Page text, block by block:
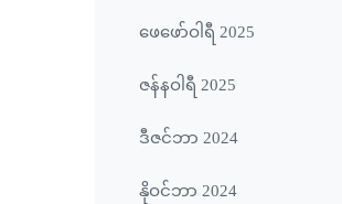
ဖေ‌ဖော်ဝါရီ 2025
ဇန်နဝါရီ 2025
ဒီဇင်ဘာ 2024
နိုဝင်ဘာ 2024